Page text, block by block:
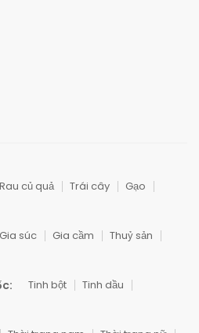
Rau củ quả Trái cây
Gạo
Gia súc Gia cầm
Thuỷ sản
Tinh bột
Tinh dầu